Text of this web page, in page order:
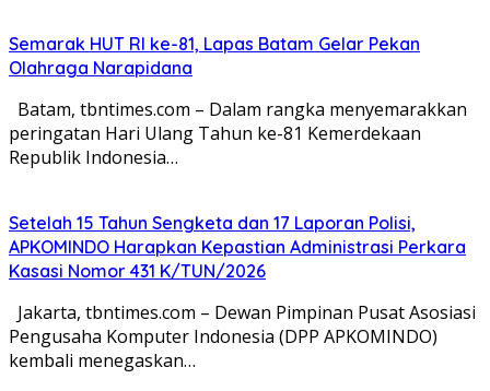
Semarak HUT RI ke-81, Lapas Batam Gelar Pekan
Olahraga Narapidana
Batam, tbntimes.com – Dalam rangka menyemarakkan
peringatan Hari Ulang Tahun ke-81 Kemerdekaan
Republik Indonesia…
Setelah 15 Tahun Sengketa dan 17 Laporan Polisi,
APKOMINDO Harapkan Kepastian Administrasi Perkara
Kasasi Nomor 431 K/TUN/2026
Jakarta, tbntimes.com – Dewan Pimpinan Pusat Asosiasi
Pengusaha Komputer Indonesia (DPP APKOMINDO)
kembali menegaskan…